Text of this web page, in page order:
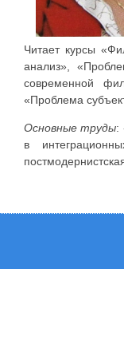
Читает курсы
анализ»,
современной
«Проблема
Основные труды:
в